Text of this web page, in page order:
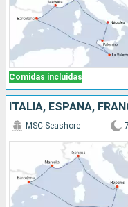
Comidas incluidas
ITALIA, ESPAÑA,
MSC Seashore